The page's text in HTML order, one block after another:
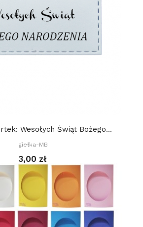
Wesołych Świąt Bożego...
Igiełka-MB
3,00 zł